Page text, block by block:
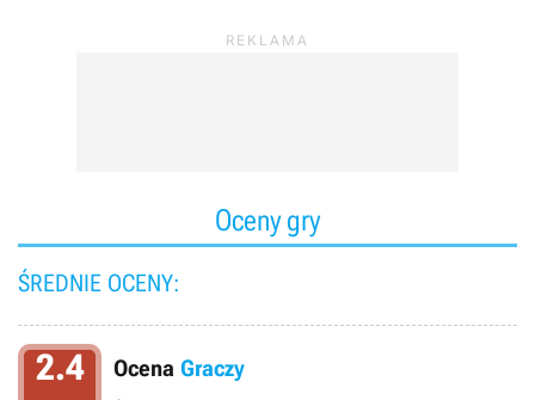
Oceny gry
ŚREDNIE OCENY:
2.4 Ocena Graczy